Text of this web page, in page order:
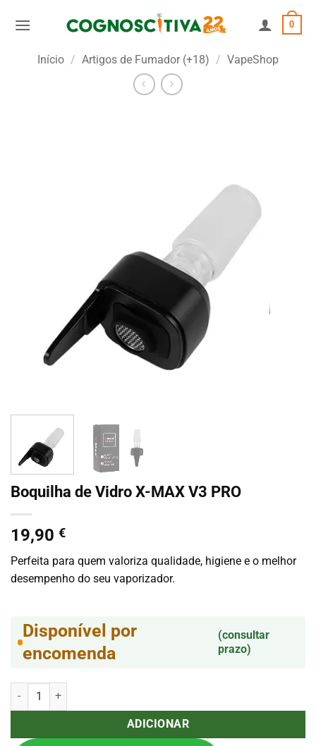
0
Início / Artigos de Fumador (+18) / VapeShop
Boquilha de Vidro X-MAX V3 PRO
19,90 €
Perfeita para quem valoriza qualidade, higiene e o melhor
desempenho do seu vaporizador.
Disponível por
encomenda
(consultar
prazo)
Quantidade de Boquilha de Vidro X-MAX V3 PRO
ADICIONAR